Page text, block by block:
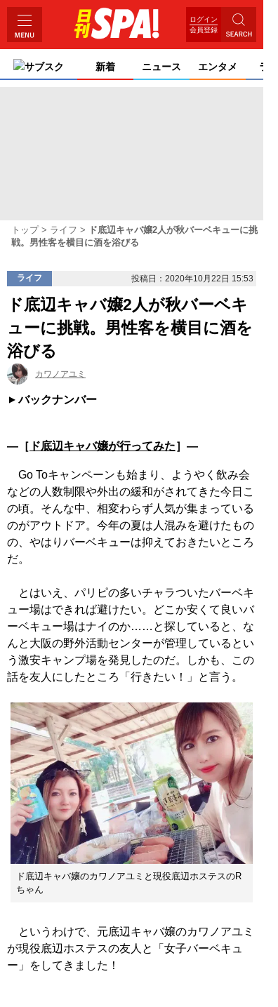
ログイン
会員登録
サブスク 新着 ニュース エンタメ ライ
トップ ライフ
ド底辺キャバ嬢2人が秋バーベキューに挑
戦。男性客を横目に酒を浴びる
ライフ 投稿日：2020年10月22日 15:53
ド底辺キャバ嬢2人が秋バーベキ
ューに挑戦。男性客を横目に酒を
浴びる
カワノアユミ
バックナンバー
―［ ド底辺キャバ嬢が行ってみた］―
Go Toキャンペーンも始まり、ようやく飲み会
などの人数制限や外出の緩和がされてきた今日こ
の頃。そんな中、相変わらず人気が集まっている
のがアウトドア。今年の夏は人混みを避けたもの
の、やはりバーベキューは抑えておきたいところ
だ。
とはいえ、パリピの多いチャラついたバーベキ
ュー場はできれば避けたい。どこか安くて良いバ
ーベキュー場はナイのか……と探していると、な
んと大阪の野外活動センターが管理しているとい
う激安キャンプ場を発見したのだ。しかも、この
話を友人にしたところ「行きたい！」と言う。
ド底辺キャバ嬢のカワノアユミと現役底辺ホステスのR
ちゃん
というわけで、元底辺キャバ嬢のカワノアユミ
が現役底辺ホステスの友人と「女子バーベキュ
ー」をしてきました！